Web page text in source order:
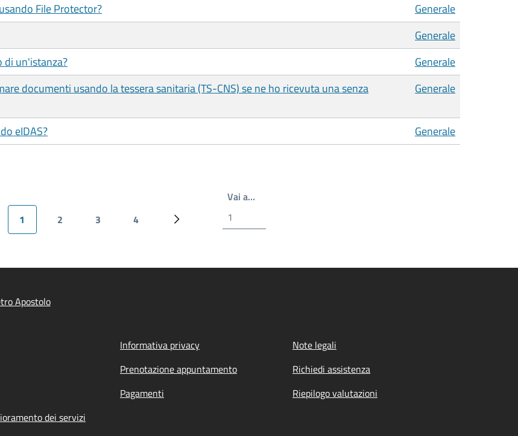
File Protector?
Generale
Generale
di un'istanza?
Generale
documenti usando la tessera sanitaria (TS-CNS) se ne ho ricevuta una senza
Generale
eIDAS? Generale
precedente
Pagina attuale
1
Pagina
2
Pagina
3
Pagina
4
Pagina successiva
Vai a…Scrivi il numero della pagina a cui andare
Apostolo
Informativa privacy
Note legali
Prenotazione appuntamento
Richiedi assistenza
Pagamenti
Riepilogo valutazioni
dei servizi